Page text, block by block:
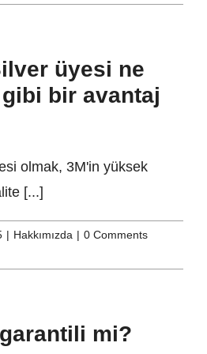
üyesi ne
bir avantaj
olmak, 3M'in yüksek
[...]
| Hakkımızda | 0 Comments
mi?